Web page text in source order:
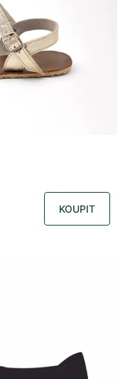
KOUPIT